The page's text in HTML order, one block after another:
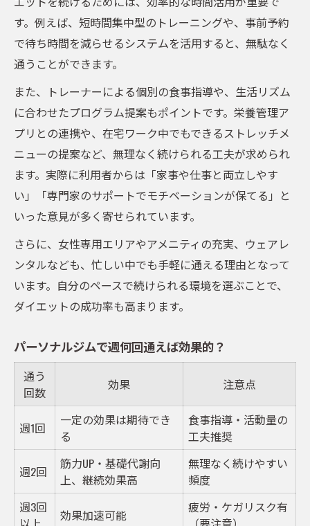
す。例えば、短時間集中型のトレーニングや、事前予約
で待ち時間を減らせるシステムを活用すると、無駄なく
通うことができます。
また、トレーナーによる個別の食事指導や、生活リズム
に合わせたプログラム提案もポイントです。栄養管理ア
プリとの連携や、在宅ワーク中でもできるストレッチメ
ニューの提案など、無理なく続けられる工夫が求められ
ます。実際に利用者からは「家事や仕事と両立しやす
い」「専門家のサポートでモチベーションが保てる」と
いった意見が多く寄せられています。
さらに、女性専用エリアやアメニティの充実、ウェアレ
ンタルなども、忙しい中でも手軽に通える理由となって
います。自分のペースで続けられる環境を選ぶことで、
ダイエットの成功率も高まります。
パーソナルジムで週何回通えば効果的？
通う
回数
効果 注意点
週1回
一定の効果は期待でき
る
食事指導・活動量の
工夫推奨
週2回
筋力UP・基礎代謝向
上、継続効果高
無理なく続けやすい
頻度
週3回
効果加速可能
疲労・ケガリスク有